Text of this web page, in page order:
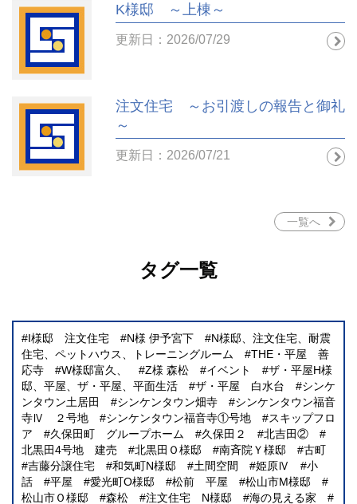
K様邸 ～上棟～
更新日：2026/07/29
注文住宅 ～お引渡しの報告と御礼
～
更新日：2026/07/21
一覧へ
タグ一覧
I様邸 注文住宅 N様 伊予宮下
N様邸、注文住宅、耐震
住宅、ペットハウス、トレーニングルーム
THE・平屋 善
応寺
W様邸富久、 Z様 森松 イベント
ザ・平屋H様
邸、平屋、ザ・平屋、平面生活
ザ・平屋 白水台
シンケ
ンタウン土居田
シンケンタウン畑寺
シンケンタウン福音
寺Ⅳ ２号地
シンケンタウン福音寺①号地
スキップフロ
ア
久保田町 グループホーム 久保田２
北吉田②
北黒田4号地 建売
北黒田Ｏ様邸 南斉院Ｙ様邸
古町
吉藤分譲住宅
和気町N様邸 土間空間 姫原Ⅳ
小
話
平屋 愛光町O様邸 松前 平屋
松山市M様邸
松山市Ｏ様邸
森松 注文住宅 N様邸 海の見える家